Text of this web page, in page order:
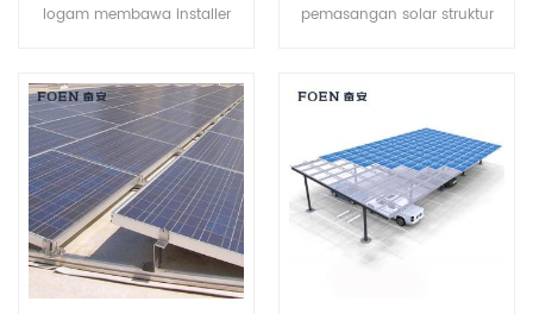
logam membawa installer
cepat dan struktur lebih
aman.
pemasangan solar struktur
perumahan dan komersial.